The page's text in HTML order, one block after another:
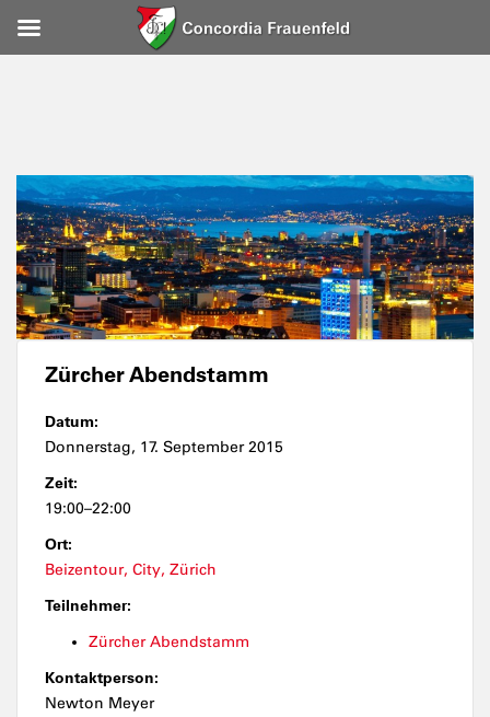
Zürcher Abendstamm
Datum:
Donnerstag, 17. September 2015
Zeit:
19:00–22:00
Ort:
Beizentour, City, Zürich
Teilnehmer:
Zürcher Abendstamm
Kontaktperson:
Newton Meyer